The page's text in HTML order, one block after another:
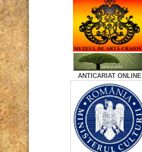
ANTICARIAT ONLINE